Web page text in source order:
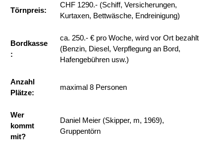
Törnpreis:
CHF 1290.- (Schiff, Versicherungen,
Kurtaxen, Bettwäsche, Endreinigung)
Bordkasse
:
ca. 250.- € pro Woche, wird vor Ort bezahlt
(Benzin, Diesel, Verpflegung an Bord,
Hafengebühren usw.)
Anzahl
Plätze:
maximal 8 Personen
Wer
kommt
mit?
Daniel Meier (Skipper, m, 1969),
Gruppentörn